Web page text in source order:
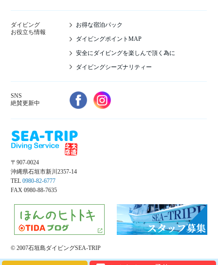
ダイビング
お役立ち情報
お得な宿泊パック
ダイビングポイントMAP
安全にダイビングを楽しんで頂く為に
ダイビングシーズナリティー
SNS
絶賛更新中
〒907-0024
沖縄県石垣市新川2357-14
TEL 0980-82-6777
FAX 0980-88-7635
© 2007石垣島ダイビングSEA-TRIP